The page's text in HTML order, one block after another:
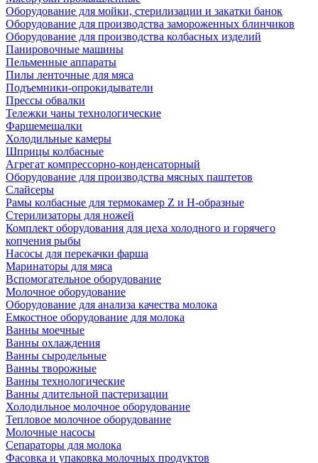
Оборудование для мойки, стерилизации и закатки банок
Оборудование для производства замороженных блинчиков
Оборудование для производства колбасных изделий
Панировочные машины
Пельменные аппараты
Пилы ленточные для мяса
Подъемники-опрокидыватели
Прессы обвалки
Тележки чаны технологические
Фаршемешалки
Холодильные камеры
Шприцы колбасные
Агрегат компрессорно-конденсаторный
Оборудование для производства мясных паштетов
Слайсеры
Рамы колбасные для термокамер Z и H-образные
Стерилизаторы для ножей
Комплект оборудования для цеха холодного и горячего
копчения рыбы
Насосы для перекачки фарша
Маринаторы для мяса
Вспомогательное оборудование
Молочное оборудование
Оборудование для анализа качества молока
Емкостное оборудование для молока
Ванны моечные
Ванны охлаждения
Ванны сыродельные
Ванны творожные
Ванны технологические
Ванны длительной пастеризации
Холодильное молочное оборудование
Тепловое молочное оборудование
Молочные насосы
Сепараторы для молока
Фасовка и упаковка молочных продуктов